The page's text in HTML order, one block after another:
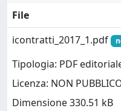
File
icontratti_2017_1.pdf
Tipologia: PDF
Licenza: NON
Dimensione 330.51 kB